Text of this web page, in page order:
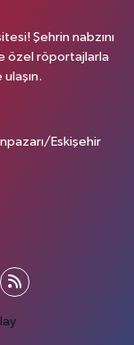
Şehrin nabzını
özel röportajlarla
Eskişehir